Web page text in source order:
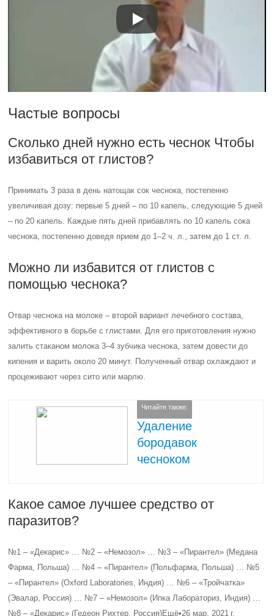
Частые вопросы
Сколько дней нужно есть чеснок Чтобы
избавиться от глистов?
Принимать 3 раза в день натощак сок чеснока, постепенно
увеличивая дозу: первые 5 дней – по 10 капель, следующие 5 дней
– по 20 капель. Каждые пять дней прибавлять по 10 капель сока
чеснока, постепенно доведя прием до 1–2 ч. л., затем до 1 ст. л.
Можно ли избавится от глистов с
помощью чеснока?
Отвар чеснока на молоке – второй вариант лечебного состава,
эффективного в борьбе с глистами. Для его приготовления нужно
залить стаканом молока 3–4 зубчика чеснока, затем довести до
кипения и варить около 20 минут. Полученный отвар охлаждают и
процеживают через сито или марлю.
Читайте также:
Удаление
бородавок
чесноком
Какое самое лучшее средство от
паразитов?
№1 – «Декарис» … №2 – «Немозол» … №3 – «Пирантел» (Медана
Фарма, Польша) … №4 – «Пирантел» (Польфарма, Польша) … №5
– «Пирантел» (Oxford Laboratories, Индия) … №6 – «Тройчатка»
(Эвалар, Россия) … №7 – «Немозол» (Ипка Лабораториз, Индия) …
№8 – «Декарис» (Гедеон Рихтер, Россия)Ещё•26 мар. 2021 г.